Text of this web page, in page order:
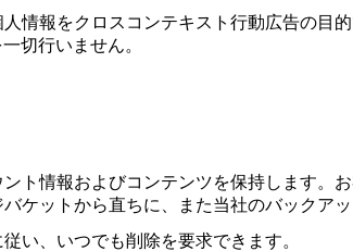
情報をクロスコンテキスト行動広告の目
切行いません。
ト情報およびコンテンツを保持します。
ケットから直ちに、また当社のバックアッ
い、いつでも削除を要求できます。